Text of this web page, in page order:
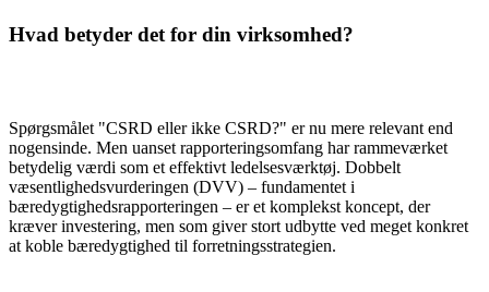
Hvad betyder det for din virksomhed?
Spørgsmålet "CSRD eller ikke CSRD?" er nu mere relevant end
nogensinde. Men uanset rapporteringsomfang har rammeværket
betydelig værdi som et effektivt ledelsesværktøj. Dobbelt
væsentlighedsvurderingen (DVV) – fundamentet i
bæredygtighedsrapporteringen – er et komplekst koncept, der
kræver investering, men som giver stort udbytte ved meget konkret
at koble bæredygtighed til forretningsstrategien.